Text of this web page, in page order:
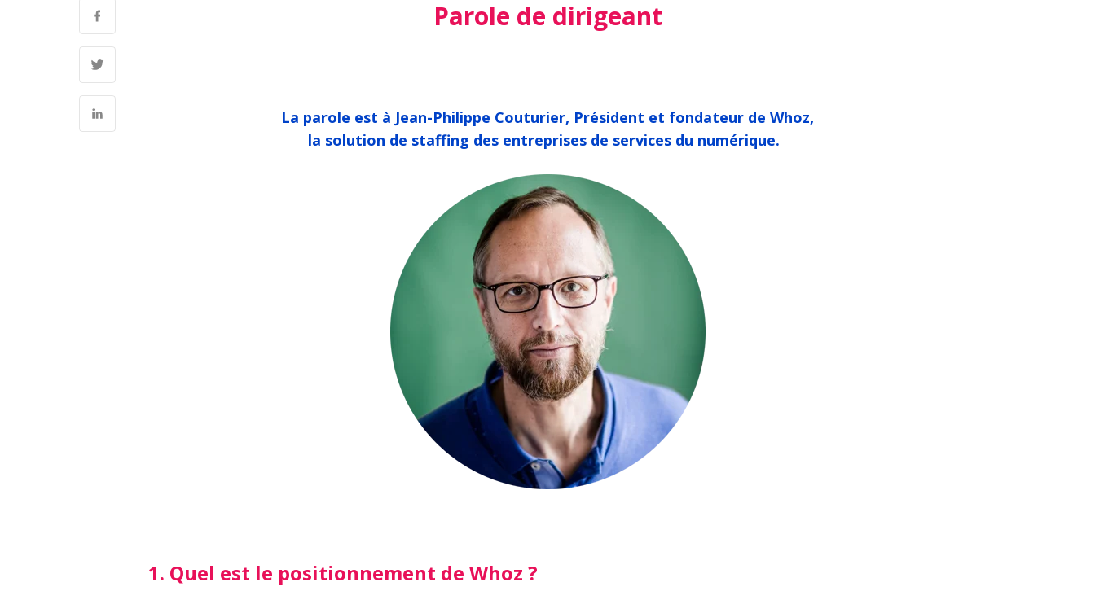
Parole de dirigeant
La parole est à Jean-Philippe Couturier, Président et fondateur de Whoz,
la solution de staffing des entreprises de services du numérique.
1. Quel est le positionnement de Whoz ?